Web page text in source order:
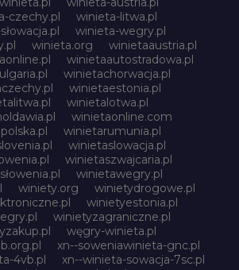
czechy.pl
winieta-litwa.pl
winieta-wegry.pl
winieta.org
winietaaustria.pl
winietaautostradowa.pl
winietachorwacja.pl
winietaestonia.pl
winietalotwa.pl
winietaonline.com
winietarumunia.pl
winietaslowacja.pl
winietaszwajcaria.pl
winietawegry.pl
winiety.org
winietydrogowe.pl
winietyestonia.pl
winietyzagraniczne.pl
węgry-winieta.pl
xn--soweniawinieta-gnc.pl
4vb.pl
xn--winieta-sowacja-7sc.pl